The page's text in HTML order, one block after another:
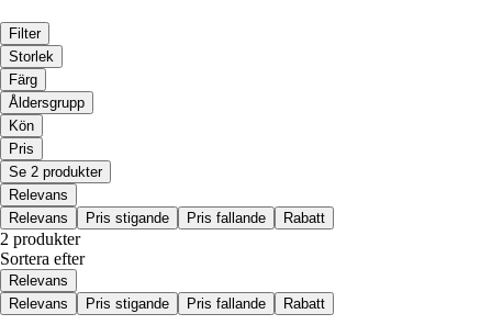
Filter
Storlek
Färg
Åldersgrupp
Kön
Pris
Se 2 produkter
Relevans
Relevans
Pris stigande Pris fallande Rabatt
2 produkter
Sortera efter
Relevans
Relevans
Pris stigande Pris fallande Rabatt